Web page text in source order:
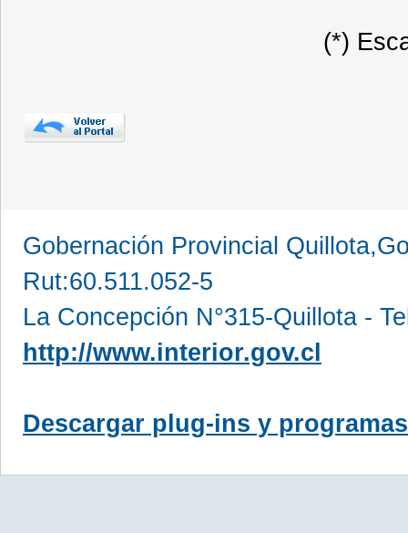
(*)
Gobernación Provincial
Rut:60.511.052-5
La Concepción N°315-Quillota -
http://www.interior.gov.cl
Descargar plug-ins y